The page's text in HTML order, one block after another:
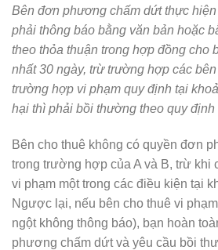
Bên đơn phương chấm dứt thực
phải thông báo bằng văn bản hoặc
theo thỏa thuận trong hợp đồng cho
nhất 30 ngày, trừ trường hợp các
trường hợp vi phạm quy định tại
hại thì phải bồi thường theo quy định
Bên cho thuê không có quyền đơn
trong trường hợp của A và B, trừ khi
vi phạm một trong các điều kiện tại
Ngược lại, nếu bên cho thuê vi
ngột không thông báo), bạn hoàn
phương chấm dứt và yêu cầu bồi